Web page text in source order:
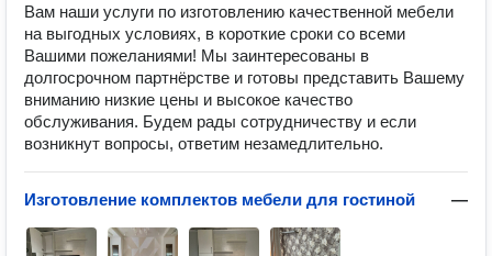
Вам наши услуги по изготовлению качественной мебели
на выгодных условиях, в короткие сроки со всеми
Вашими пожеланиями! Мы заинтересованы в
долгосрочном партнёрстве и готовы представить Вашему
вниманию низкие цены и высокое качество
обслуживания. Будем рады сотрудничеству и если
возникнут вопросы, ответим незамедлительно.
Изготовление комплектов мебели для гостиной —